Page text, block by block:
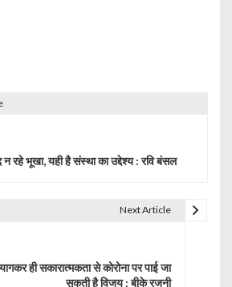
रहे भूखा, यही है संस्था का उद्देश्य : रवि बंसल
Next Article
ही सकारात्मकता से कोरोना पर पाई जा
सकती है विजय : बीके रजनी